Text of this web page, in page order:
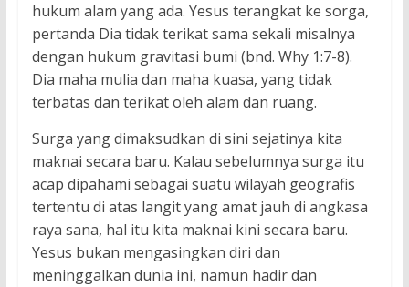
hukum alam yang ada. Yesus terangkat ke sorga,
pertanda Dia tidak terikat sama sekali misalnya
dengan hukum gravitasi bumi (bnd. Why 1:7-8).
Dia maha mulia dan maha kuasa, yang tidak
terbatas dan terikat oleh alam dan ruang.
Surga yang dimaksudkan di sini sejatinya kita
maknai secara baru. Kalau sebelumnya surga itu
acap dipahami sebagai suatu wilayah geografis
tertentu di atas langit yang amat jauh di angkasa
raya sana, hal itu kita maknai kini secara baru.
Yesus bukan mengasingkan diri dan
meninggalkan dunia ini, namun hadir dan